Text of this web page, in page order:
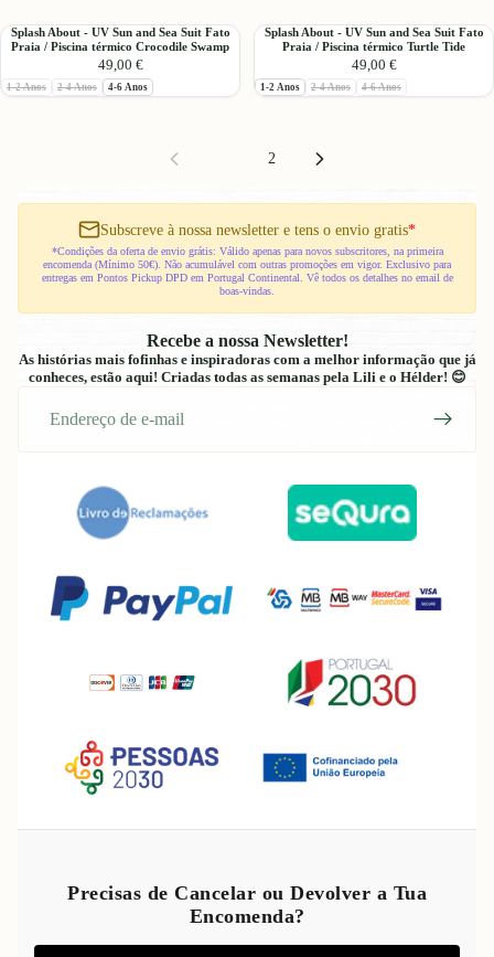
Otters
Dotty
Sea
Fato
Praia
Sea
Fato
Praia
térmico
Splash
About
UV
Praia
térmico
Swamp
Splash About - UV Sun and Sea Suit Fato
Praia / Piscina térmico Crocodile Swamp
49,00 €
Esgotado:
1-2 Anos Esgotado:
2-4 Anos 4-6 Anos
Splash
About
UV
Sea
/
Piscina
térmico
Turtle
Tide
Splash About - UV Sun and Sea Suit Fato
Praia / Piscina térmico Turtle Tide
49,00 €
1-2 Anos Esgotado:
2-4 Anos Esgotado:
4-6 Anos
2
Subscreve à nossa newsletter e tens o envio gratis*
*Condições da oferta de envio grátis: Válido apenas para novos subscritores, na primeira
encomenda (Mínimo 50€). Não acumulável com outras promoções em vigor. Exclusivo para
entregas em Pontos Pickup DPD em Portugal Continental. Vê todos os detalhes no email de
boas-vindas.
Recebe a nossa Newsletter!
As histórias mais fofinhas e inspiradoras com a melhor informação que já
conheces, estão aqui! Criadas todas as semanas pela Lili e o Hélder! 😊
Precisas de Cancelar ou Devolver a Tua
Encomenda?
Política de privacidade
Termos do serviço
Política de envio